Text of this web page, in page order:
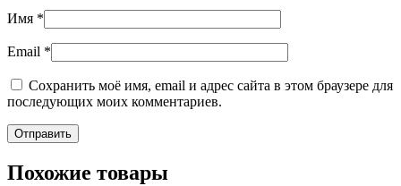
Имя *
Email *
Сохранить моё имя, email и адрес сайта в этом браузере для
последующих моих комментариев.
Похожие товары